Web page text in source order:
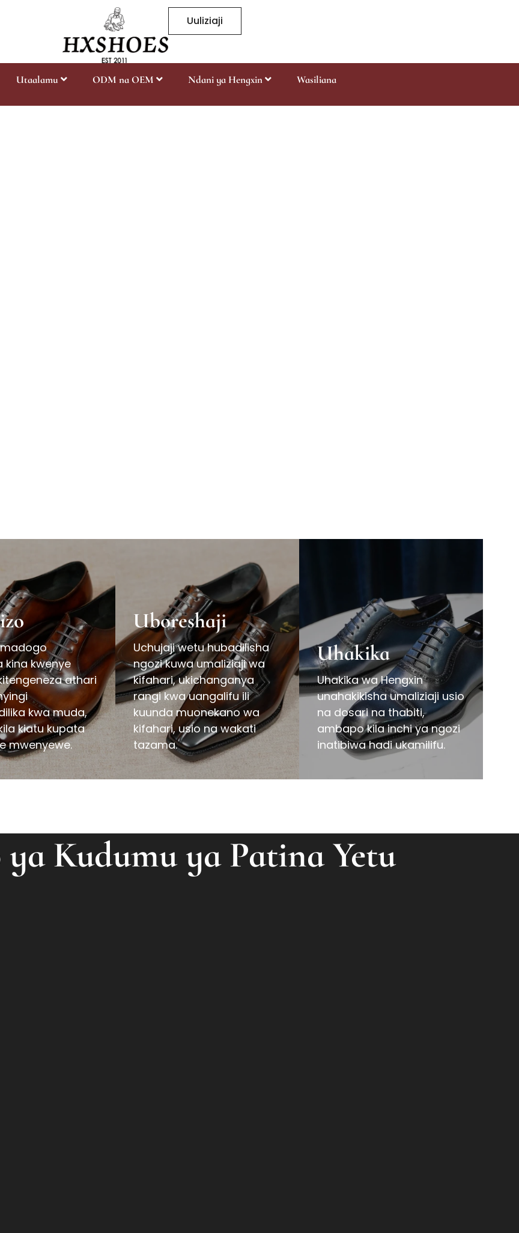
Uuliziaji
Utaalamu ODM na OEM Ndani ya Hengxin Wasiliana
kina kwenye
athari
kwa muda,
kiatu kupata
mwenyewe.
Uboreshaji
Uchujaji wetu hubadilisha
ngozi kuwa umaliziaji wa
kifahari, ukichanganya
rangi kwa uangalifu ili
kuunda muonekano wa
kifahari, usio na wakati
tazama.
Uhakika
Uhakika wa Hengxin
unahakikisha umaliziaji usio
na dosari na thabiti,
ambapo kila inchi ya ngozi
inatibiwa hadi ukamilifu.
Kudumu ya Patina Yetu